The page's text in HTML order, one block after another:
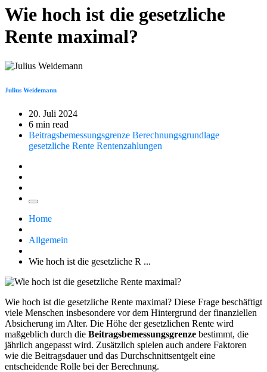
Wie hoch ist die gesetzliche
Rente maximal?
Julius Weidemann
20. Juli 2024
6 min read
Beitragsbemessungsgrenze Berechnungsgrundlage
gesetzliche Rente Rentenzahlungen
Home
Allgemein
Wie hoch ist die gesetzliche R ...
Wie hoch ist die gesetzliche Rente maximal? Diese Frage beschäftigt
viele Menschen insbesondere vor dem Hintergrund der finanziellen
Absicherung im Alter. Die Höhe der gesetzlichen Rente wird
maßgeblich durch die Beitragsbemessungsgrenze bestimmt, die
jährlich angepasst wird. Zusätzlich spielen auch andere Faktoren
wie die Beitragsdauer und das Durchschnittsentgelt eine
entscheidende Rolle bei der Berechnung.